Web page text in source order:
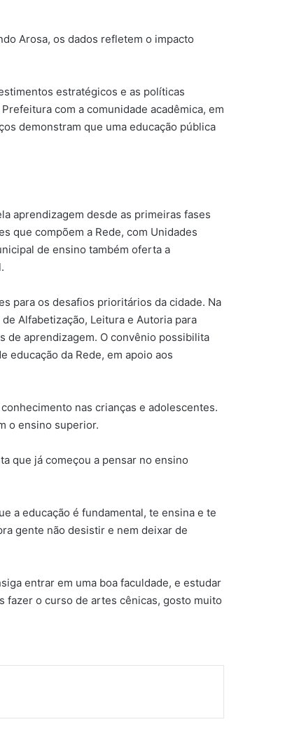
Arosa, os dados refletem o impacto
estratégicos e as políticas
com a comunidade acadêmica, em
demonstram que uma educação pública
aprendizagem desde as primeiras fases
que compõem a Rede, com Unidades
de ensino também oferta a
para os desafios prioritários da cidade. Na
Alfabetização, Leitura e Autoria para
de aprendizagem. O convênio possibilita
educação da Rede, em apoio aos
nas crianças e adolescentes.
o ensino superior.
que já começou a pensar no ensino
a educação é fundamental, te ensina e te
gente não desistir e nem deixar de
entrar em uma boa faculdade, e estudar
fazer o curso de artes cênicas, gosto muito